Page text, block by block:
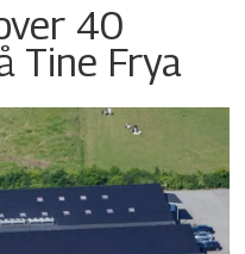
40
Tine Frya